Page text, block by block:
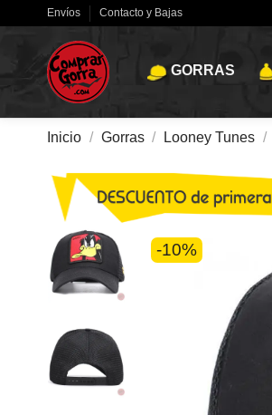
Envíos Contacto y Bajas
GORRAS
Inicio Gorras Looney Tunes
-10%